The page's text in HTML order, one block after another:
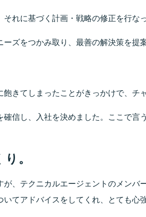
れに基づく計画・戦略の修正を行な
ズをつかみ取り、最善の解決策を提
きてしまったことがきっかけで、
信し、入社を決めました。ここで
。
、テクニカルエージェントのメン
てアドバイスをしてくれ、とても心